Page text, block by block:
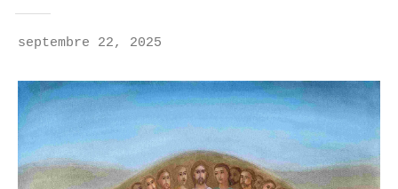
LES PSAUMES
CONTACT
septembre 22, 2025